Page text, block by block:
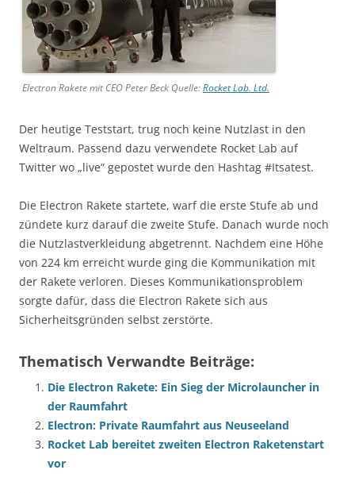
Electron Rakete mit CEO Peter Beck Quelle:Rocket Lab. Ltd.
Der heutige Teststart, trug noch keine Nutzlast in den
Weltraum. Passend dazu verwendete Rocket Lab auf
Twitter wo „live“ gepostet wurde den Hashtag #Itsatest.
Die Electron Rakete startete, warf die erste Stufe ab und
zündete kurz darauf die zweite Stufe. Danach wurde noch
die Nutzlastverkleidung abgetrennt. Nachdem eine Höhe
von 224 km erreicht wurde ging die Kommunikation mit
der Rakete verloren. Dieses Kommunikationsproblem
sorgte dafür, dass die Electron Rakete sich aus
Sicherheitsgründen selbst zerstörte.
Thematisch Verwandte Beiträge:
Die Electron Rakete: Ein Sieg der Microlauncher in
der Raumfahrt
Electron: Private Raumfahrt aus Neuseeland
Rocket Lab bereitet zweiten Electron Raketenstart
vor